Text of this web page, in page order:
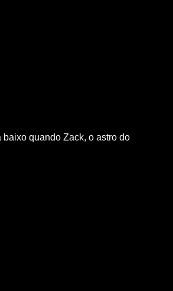
quando Zack, o astro do